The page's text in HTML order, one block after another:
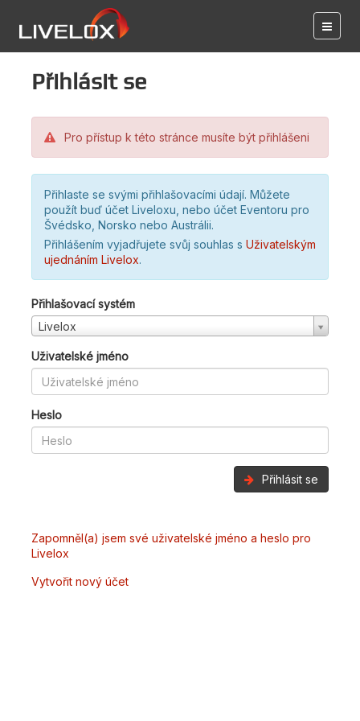
Přihlásit se
Pro přístup k této stránce musíte být přihlášeni
Přihlaste se svými přihlašovacími údají. Můžete
použít buď účet Liveloxu, nebo účet Eventoru pro
Švédsko, Norsko nebo Austrálii.
Přihlášením vyjadřujete svůj souhlas s Uživatelským
ujednáním Livelox.
Přihlašovací systém
Livelox
Uživatelské jméno
Heslo
Přihlásit se
Zapomněl(a) jsem své uživatelské jméno a heslo pro
Livelox
Vytvořit nový účet